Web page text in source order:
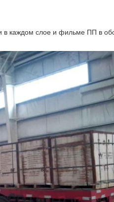
каждом слое и фильме ПП в